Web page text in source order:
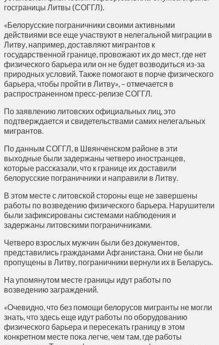
госграницы Литвы (СОГГЛ).
«Белорусские пограничники своими активными
действиями все еще участвуют в нелегальной миграции в
Литву, например, доставляют мигрантов к
государственной границе, провожают их до мест, где нет
физического барьера или он не будет возводиться из-за
природных условий. Также помогают в порче физического
барьера, чтобы пройти в Литву», – отмечается в
распространенном пресс-релизе СОГГЛ.
По заявлению литовских официальных лиц, это
подтверждается и свидетельствами самих нелегальных
мигрантов.
По данным СОГГЛ, в Швянченском районе в эти
выходные были задержаны четверо иностранцев,
которые рассказали, что к границе их доставили
белорусские пограничники и направили в Литву.
В этом месте с литовской стороны еще не завершены
работы по возведению физического барьера. Нарушители
были зафиксированы системами наблюдения и
задержаны литовскими пограничниками.
Четверо взрослых мужчин были без документов,
представились гражданами Афганистана. Они не были
пропущены в Литву, пограничники вернули их в Беларусь.
На упомянутом месте границы идут работы по
возведению заграждений.
«Очевидно, что без помощи белорусов мигранты не могли
знать, что здесь еще идут работы по оборудованию
физического барьера и пересекать границу в этом
конкретном месте пока легче, чем там, где работы